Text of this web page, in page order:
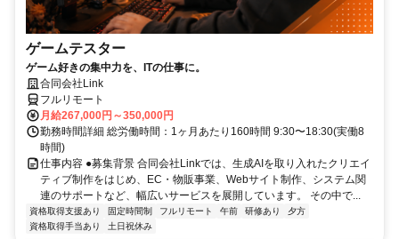
ゲームテスター
ゲーム好きの集中力を、ITの仕事に。
合同会社Link
フルリモート
月給267,000円～350,000円
勤務時間詳細 総労働時間：1ヶ月あたり160時間 9:30〜18:30(実働8
時間)
仕事内容 ●募集背景 合同会社Linkでは、生成AIを取り入れたクリエイ
ティブ制作をはじめ、EC・物販事業、Webサイト制作、システム関
連のサポートなど、幅広いサービスを展開しています。 その中で...
資格取得支援あり 固定時間制 フルリモート 午前 研修あり
夕方
資格取得手当あり
土日祝休み